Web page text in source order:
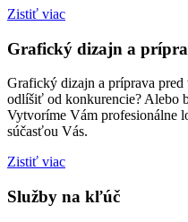
Zistiť viac
Grafický dizajn a
Grafický dizajn a príprava pred
odlíšiť od konkurencie? Alebo
Vytvoríme Vám profesionálne
súčasťou Vás.
Zistiť viac
Služby na kľúč